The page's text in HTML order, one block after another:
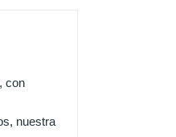
con
nuestra